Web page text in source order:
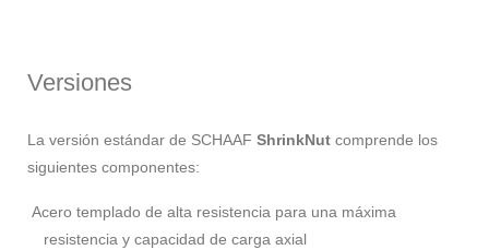
Versiones
La versión estándar de SCHAAF ShrinkNut comprende los
siguientes componentes:
Acero templado de alta resistencia para una máxima
resistencia y capacidad de carga axial